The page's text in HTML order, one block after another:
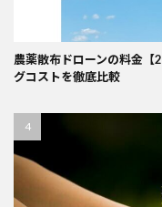
農薬散布ドローンの料金
グコストを徹底比較